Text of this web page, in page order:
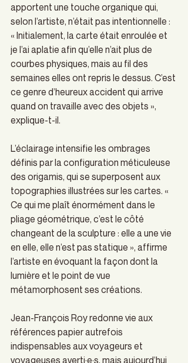
apportent une touche organique qui,
selon l’artiste, n’était pas intentionnelle :
« Initialement, la carte était enroulée et
je l’ai aplatie afin qu’elle n’ait plus de
courbes physiques, mais au fil des
semaines elles ont repris le dessus. C’est
ce genre d’heureux accident qui arrive
quand on travaille avec des objets »,
explique-t-il.
L’éclairage intensifie les ombrages
définis par la configuration méticuleuse
des origamis, qui se superposent aux
topographies illustrées sur les cartes. «
Ce qui me plaît énormément dans le
pliage géométrique, c’est le côté
changeant de la sculpture : elle a une vie
en elle, elle n’est pas statique », affirme
l’artiste en évoquant la façon dont la
lumière et le point de vue
métamorphosent ses créations.
Jean-François Roy redonne vie aux
références papier autrefois
indispensables aux voyageurs et
voyageuses averti·e·s, mais aujourd’hui